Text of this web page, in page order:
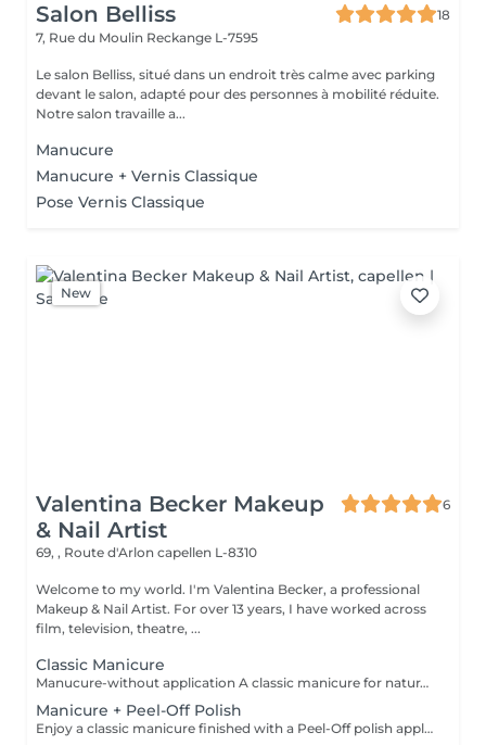
Salon Belliss
18
7, Rue du Moulin Reckange L-7595
Le salon Belliss, situé dans un endroit très calme avec parking
devant le salon, adapté pour des personnes à mobilité réduite.
Notre salon travaille a...
Manucure
Manucure + Vernis Classique
Pose Vernis Classique
New
Valentina Becker Makeup
& Nail Artist
6
69, , Route d'Arlon capellen L-8310
Welcome to my world. I'm Valentina Becker, a professional
Makeup & Nail Artist. For over 13 years, I have worked across
film, television, theatre, ...
Classic Manicure
Manucure-without application A classic manicure for naturally beautiful, well-groomed hands. The treatment includes nail shaping, cuticle care, light buffing if needed, followed by nourishing cuticle oil and a moisturizing hand cream. This service does not include an application
Manicure + Peel-Off Polish
Enjoy a classic manicure finished with a Peel-Off polish application. This innovative system provides a glossy, long-lasting finish. Cured under an LED lamp, the polish is instantly dry, so there is no smudging, no dents, and no marks after your appointment. I do not use traditional nail polish because Peel-Off systems are gentler on natural nails, have less odour, last longer, and can be removed more gently.